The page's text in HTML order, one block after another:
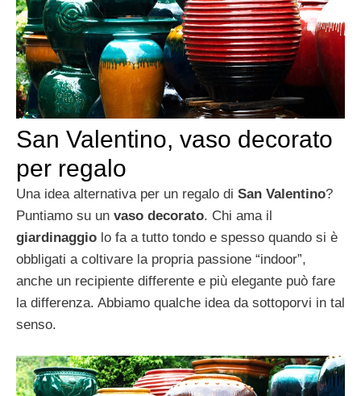
San Valentino, vaso decorato
per regalo
Una idea alternativa per un regalo di San Valentino?
Puntiamo su un vaso decorato. Chi ama il
giardinaggio lo fa a tutto tondo e spesso quando si è
obbligati a coltivare la propria passione “indoor”,
anche un recipiente differente e più elegante può fare
la differenza. Abbiamo qualche idea da sottoporvi in tal
senso.